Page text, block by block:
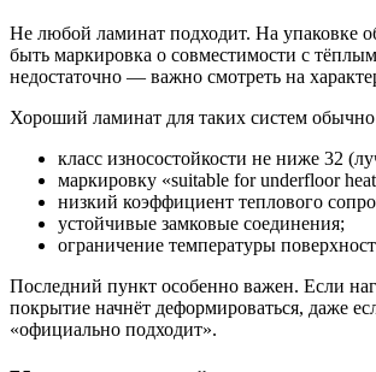
Не любой ламинат подходит. На упаковке
быть маркировка о совместимости с
недостаточно — важно смотреть на
Хороший ламинат для таких систем
класс износостойкости не ниже 32
маркировку «suitable for underfloor
низкий коэффициент теплового
устойчивые замковые соединения;
ограничение температуры
Последний пункт особенно важен. Если
покрытие начнёт деформироваться, даже
«официально подходит».